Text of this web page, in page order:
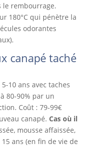
le rembourrage.
180°C qui pénètre la
odorantes
canapé taché
10 ans avec taches
80-90% par un
Coût : 79-99€
canapé. Cas où il
mousse affaissée,
ans (en fin de vie de